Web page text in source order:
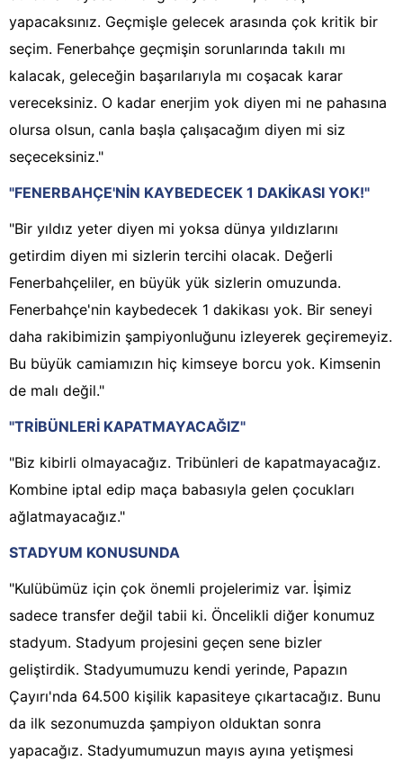
yapacaksınız. Geçmişle gelecek arasında çok kritik bir
seçim. Fenerbahçe geçmişin sorunlarında takılı mı
kalacak, geleceğin başarılarıyla mı coşacak karar
vereceksiniz. O kadar enerjim yok diyen mi ne pahasına
olursa olsun, canla başla çalışacağım diyen mi siz
seçeceksiniz."
"FENERBAHÇE'NİN KAYBEDECEK 1 DAKİKASI YOK!"
"Bir yıldız yeter diyen mi yoksa dünya yıldızlarını
getirdim diyen mi sizlerin tercihi olacak. Değerli
Fenerbahçeliler, en büyük yük sizlerin omuzunda.
Fenerbahçe'nin kaybedecek 1 dakikası yok. Bir seneyi
daha rakibimizin şampiyonluğunu izleyerek geçiremeyiz.
Bu büyük camiamızın hiç kimseye borcu yok. Kimsenin
de malı değil."
"TRİBÜNLERİ KAPATMAYACAĞIZ"
"Biz kibirli olmayacağız. Tribünleri de kapatmayacağız.
Kombine iptal edip maça babasıyla gelen çocukları
ağlatmayacağız."
STADYUM KONUSUNDA
"Kulübümüz için çok önemli projelerimiz var. İşimiz
sadece transfer değil tabii ki. Öncelikli diğer konumuz
stadyum. Stadyum projesini geçen sene bizler
geliştirdik. Stadyumumuzu kendi yerinde, Papazın
Çayırı'nda 64.500 kişilik kapasiteye çıkartacağız. Bunu
da ilk sezonumuzda şampiyon olduktan sonra
yapacağız. Stadyumumuzun mayıs ayına yetişmesi